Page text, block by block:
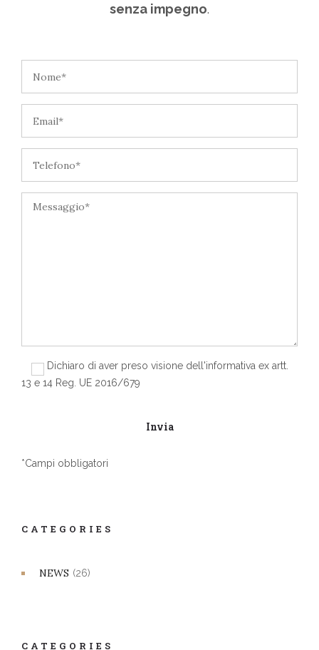
senza impegno.
Dichiaro di aver preso visione dell'informativa ex artt.
13 e 14 Reg. UE 2016/679
*Campi obbligatori
CATEGORIES
NEWS (26)
CATEGORIES